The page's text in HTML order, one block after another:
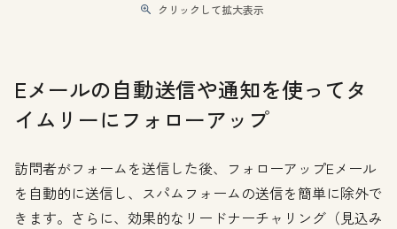
クリックして拡大表示
Eメールの自動送信や通知を使ってタ
イムリーにフォローアップ
訪問者がフォームを送信した後、フォローアップEメール
を自動的に送信し、スパムフォームの送信を簡単に除外で
きます。さらに、効果的なリードナーチャリング（見込み